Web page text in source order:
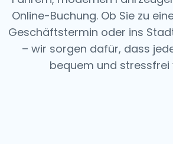
Online-Buchung. Ob Sie zu
Geschäftstermin oder ins
– wir sorgen dafür, dass
bequem und stressfrei